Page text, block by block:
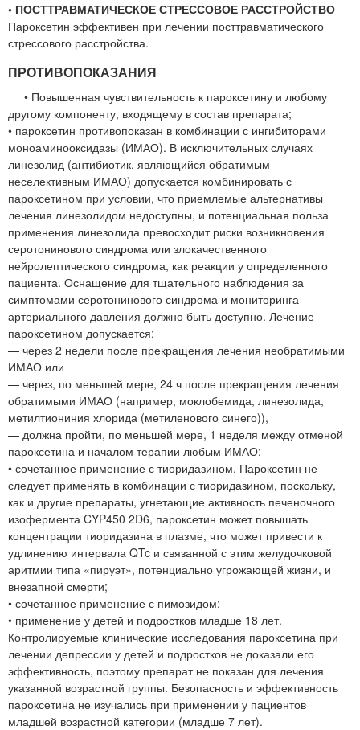
• ПОСТТРАВМАТИЧЕСКОЕ СТРЕССОВОЕ РАССТРОЙСТВО
Пароксетин эффективен при лечении посттравматического
стрессового расстройства.
ПРОТИВОПОКАЗАНИЯ
• Повышенная чувствительность к пароксетину и любому
другому компоненту, входящему в состав препарата;
• пароксетин противопоказан в комбинации с ингибиторами
моноаминооксидазы (ИМАО). В исключительных случаях
линезолид (антибиотик, являющийся обратимым
неселективным ИМАО) допускается комбинировать с
пароксетином при условии, что приемлемые альтернативы
лечения линезолидом недоступны, и потенциальная польза
применения линезолида превосходит риски возникновения
серотонинового синдрома или злокачественного
нейролептического синдрома, как реакции у определенного
пациента. Оснащение для тщательного наблюдения за
симптомами серотонинового синдрома и мониторинга
артериального давления должно быть доступно. Лечение
пароксетином допускается:
— через 2 недели после прекращения лечения необратимыми
ИМАО или
— через, по меньшей мере, 24 ч после прекращения лечения
обратимыми ИМАО (например, моклобемида, линезолида,
метилтиониния хлорида (метиленового синего)),
— должна пройти, по меньшей мере, 1 неделя между отменой
пароксетина и началом терапии любым ИМАО;
• сочетанное применение с тиоридазином. Пароксетин не
следует применять в комбинации с тиоридазином, поскольку,
как и другие препараты, угнетающие активность печеночного
изофермента CYP450 2D6, пароксетин может повышать
концентрации тиоридазина в плазме, что может привести к
удлинению интервала QTc и связанной с этим желудочковой
аритмии типа «пируэт», потенциально угрожающей жизни, и
внезапной смерти;
• сочетанное применение с пимозидом;
• применение у детей и подростков младше 18 лет.
Контролируемые клинические исследования пароксетина при
лечении депрессии у детей и подростков не доказали его
эффективность, поэтому препарат не показан для лечения
указанной возрастной группы. Безопасность и эффективность
пароксетина не изучались при применении у пациентов
младшей возрастной категории (младше 7 лет).